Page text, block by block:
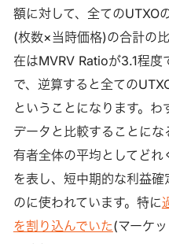
額に対して、全てのUTXO
(枚数×当時価格)の合計の
在はMVRV Ratioが3.1程度
で、逆算すると全ての
ということになります。
データと比較することに
有者全体の平均としてど
を表し、短中期的な利益
のに使われています。特に
を割り込んでいた(マーケ